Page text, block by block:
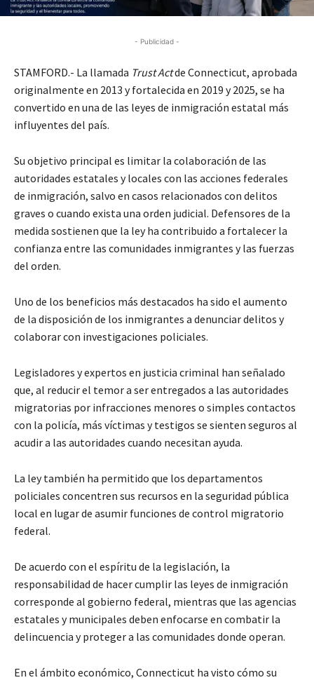
- Publicidad -
STAMFORD.- La llamada Trust Actde Connecticut, aprobada
originalmente en 2013 y fortalecida en 2019 y 2025, se ha
convertido en una de las leyes de inmigración estatal más
influyentes del país.
Su objetivo principal es limitar la colaboración de las
autoridades estatales y locales con las acciones federales
de inmigración, salvo en casos relacionados con delitos
graves o cuando exista una orden judicial. Defensores de la
medida sostienen que la ley ha contribuido a fortalecer la
confianza entre las comunidades inmigrantes y las fuerzas
del orden.
Uno de los beneficios más destacados ha sido el aumento
de la disposición de los inmigrantes a denunciar delitos y
colaborar con investigaciones policiales.
Legisladores y expertos en justicia criminal han señalado
que, al reducir el temor a ser entregados a las autoridades
migratorias por infracciones menores o simples contactos
con la policía, más víctimas y testigos se sienten seguros al
acudir a las autoridades cuando necesitan ayuda.
La ley también ha permitido que los departamentos
policiales concentren sus recursos en la seguridad pública
local en lugar de asumir funciones de control migratorio
federal.
De acuerdo con el espíritu de la legislación, la
responsabilidad de hacer cumplir las leyes de inmigración
corresponde al gobierno federal, mientras que las agencias
estatales y municipales deben enfocarse en combatir la
delincuencia y proteger a las comunidades donde operan.
En el ámbito económico, Connecticut ha visto cómo su